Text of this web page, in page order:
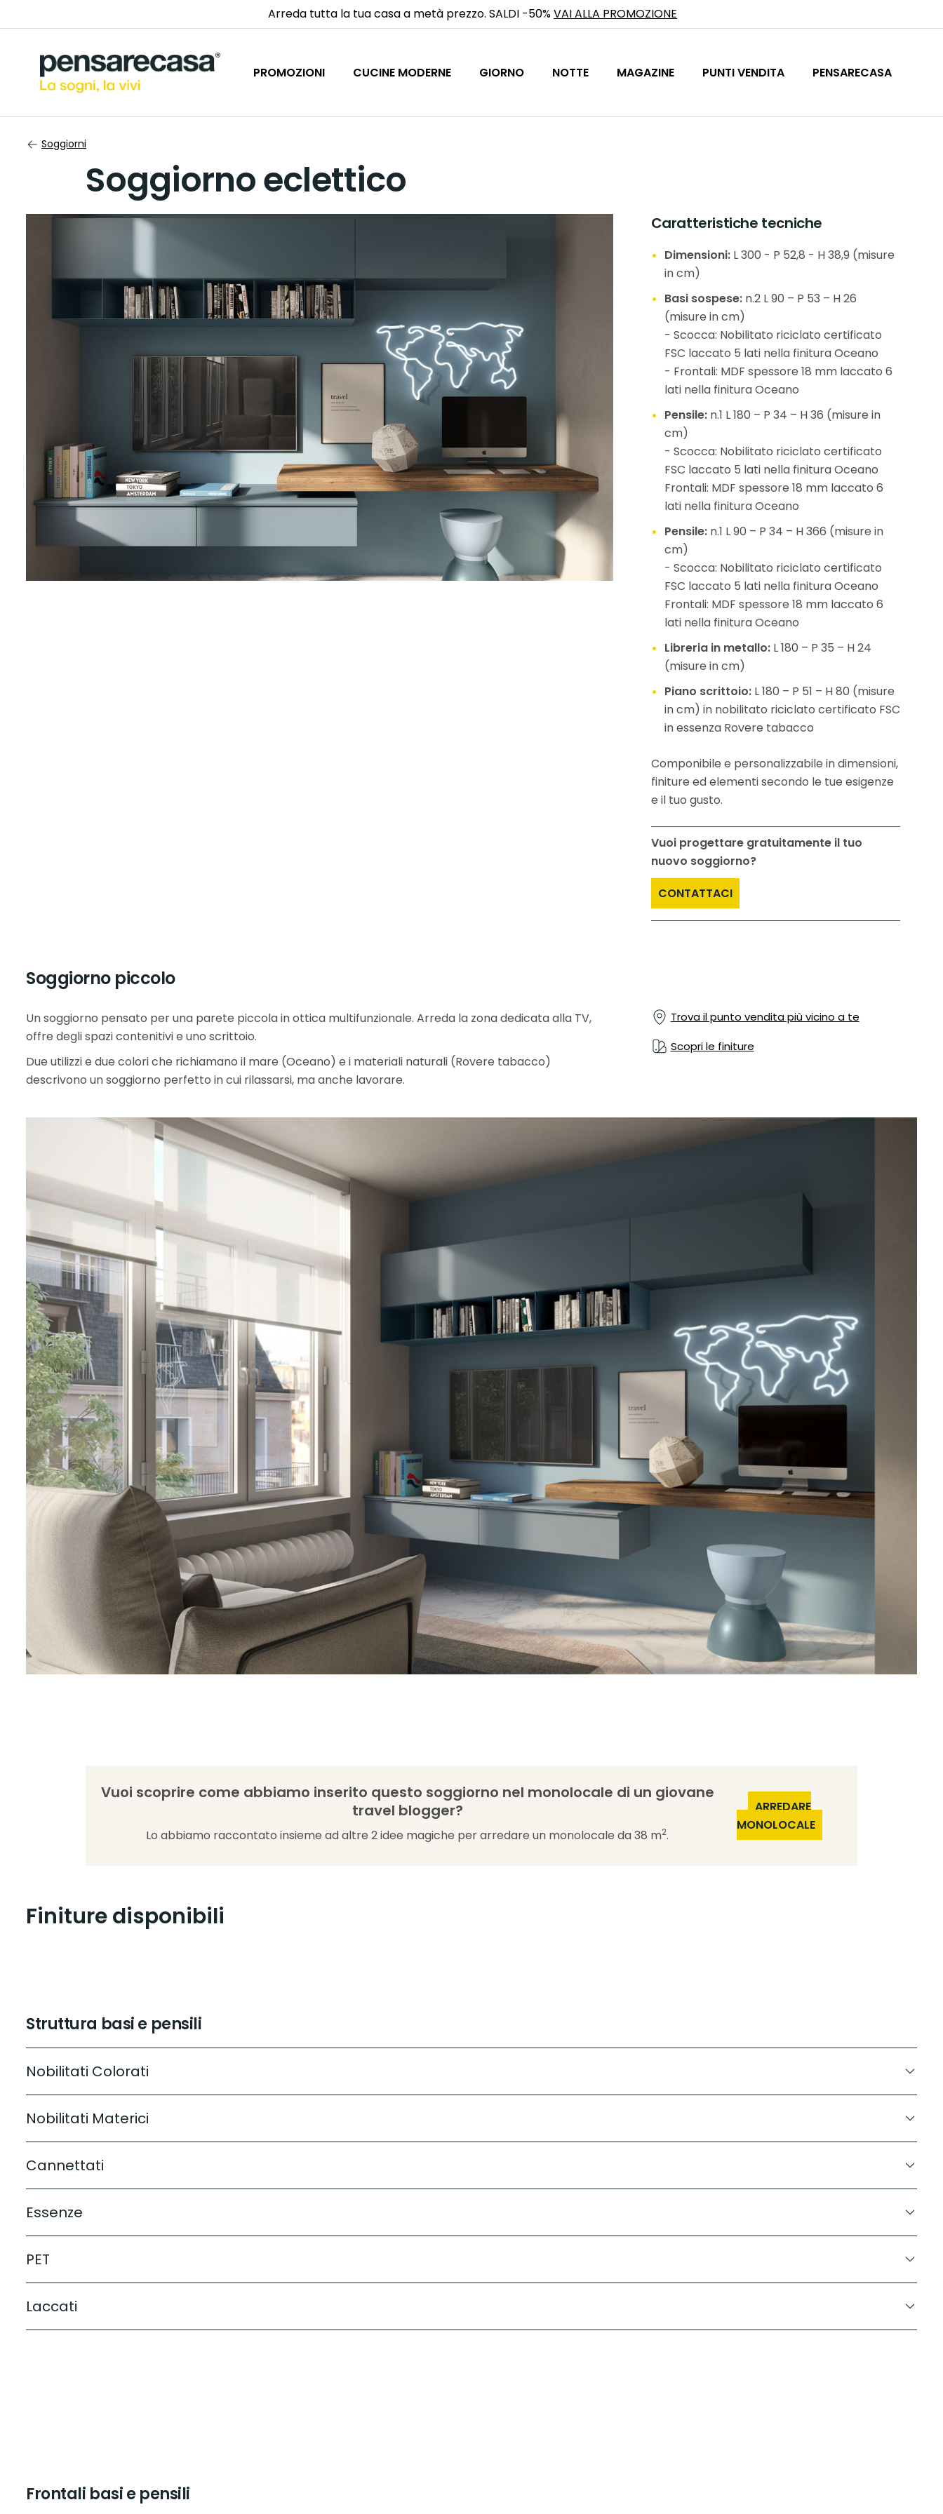
Arreda tutta la tua casa a metà prezzo. SALDI -50%VAI ALLA PROMOZIONE
PROMOZIONI CUCINE MODERNE GIORNO NOTTE MAGAZINE PUNTI VENDITA PENSARECASA
Soggiorni
Soggiorno eclettico
Caratteristiche tecniche
Dimensioni: L 300 - P 52,8 - H 38,9 (misure
in cm)
Basi sospese: n.2 L 90 – P 53 – H 26
(misure in cm)
- Scocca: Nobilitato riciclato certificato
FSC laccato 5 lati nella finitura Oceano
- Frontali: MDF spessore 18 mm laccato 6
lati nella finitura Oceano
Pensile: n.1 L 180 – P 34 – H 36 (misure in
cm)
- Scocca: Nobilitato riciclato certificato
FSC laccato 5 lati nella finitura Oceano
Frontali: MDF spessore 18 mm laccato 6
lati nella finitura Oceano
Pensile: n.1 L 90 – P 34 – H 366 (misure in
cm)
- Scocca: Nobilitato riciclato certificato
FSC laccato 5 lati nella finitura Oceano
Frontali: MDF spessore 18 mm laccato 6
lati nella finitura Oceano
Libreria in metallo: L 180 – P 35 – H 24
(misure in cm)
Piano scrittoio: L 180 – P 51 – H 80 (misure
in cm) in nobilitato riciclato certificato FSC
in essenza Rovere tabacco
Componibile e personalizzabile in dimensioni,
finiture ed elementi secondo le tue esigenze
e il tuo gusto.
Vuoi progettare gratuitamente il tuo
nuovo soggiorno?
CONTATTACI
Soggiorno piccolo
Un soggiorno pensato per una parete piccola in ottica multifunzionale. Arreda la zona dedicata alla TV,
offre degli spazi contenitivi e uno scrittoio.
Due utilizzi e due colori che richiamano il mare (Oceano) e i materiali naturali (Rovere tabacco)
descrivono un soggiorno perfetto in cui rilassarsi, ma anche lavorare.
Trova il punto vendita più vicino a te
Scopri le finiture
Vuoi scoprire come abbiamo inserito questo soggiorno nel monolocale di un giovane
travel blogger?
Lo abbiamo raccontato insieme ad altre 2 idee magiche per arredare un monolocale da 38 m2.
ARREDARE
MONOLOCALE
Finiture disponibili
Struttura basi e pensili
Nobilitati Colorati
Nobilitati Materici
Cannettati
Essenze
PET
Laccati
Frontali basi e pensili